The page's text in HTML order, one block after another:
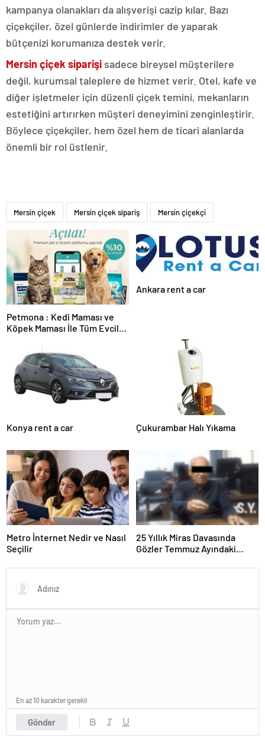
kampanya olanakları da alışverişi cazip kılar. Bazı
çiçekçiler, özel günlerde indirimler de yaparak
bütçenizi korumanıza destek verir.
Mersin çiçek siparişi sadece bireysel müşterilere
değil, kurumsal taleplere de hizmet verir. Otel, kafe ve
diğer işletmeler için düzenli çiçek temini, mekanların
estetiğini artırırken müşteri deneyimini zenginleştirir.
Böylece çiçekçiler, hem özel hem de ticari alanlarda
önemli bir rol üstlenir.
Mersin çiçek Mersin çiçek sipariş Mersin çiçekçi
Petmona : Kedi Maması ve
Köpek Maması İle Tüm Evcil
Ankara rent a car
Konya rent a car Çukurambar Halı Yıkama
Metro İnternet Nedir ve Nasıl
Seçilir
25 Yıllık Miras Davasında
Gözler Temmuz Ayındaki
Gönder
En az 10 karakter gerekli